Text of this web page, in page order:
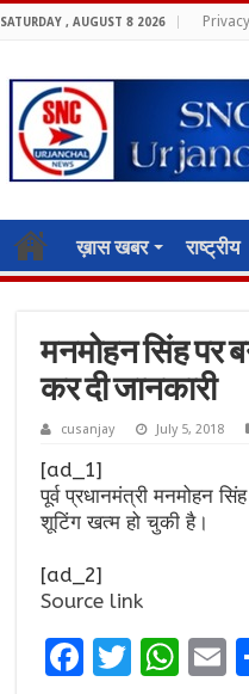
SATURDAY , AUGUST 8 2026
ख़ास खबर राष्ट्रीय
मनमोहन सिंह पर
कर दी जानकारी
cusanjay July 5, 2018
[ad_1]
पूर्व प्रधानमंत्री मनमोहन
शूटिंग खत्म हो चुकी है।
[ad_2]
Source link
F
T W E